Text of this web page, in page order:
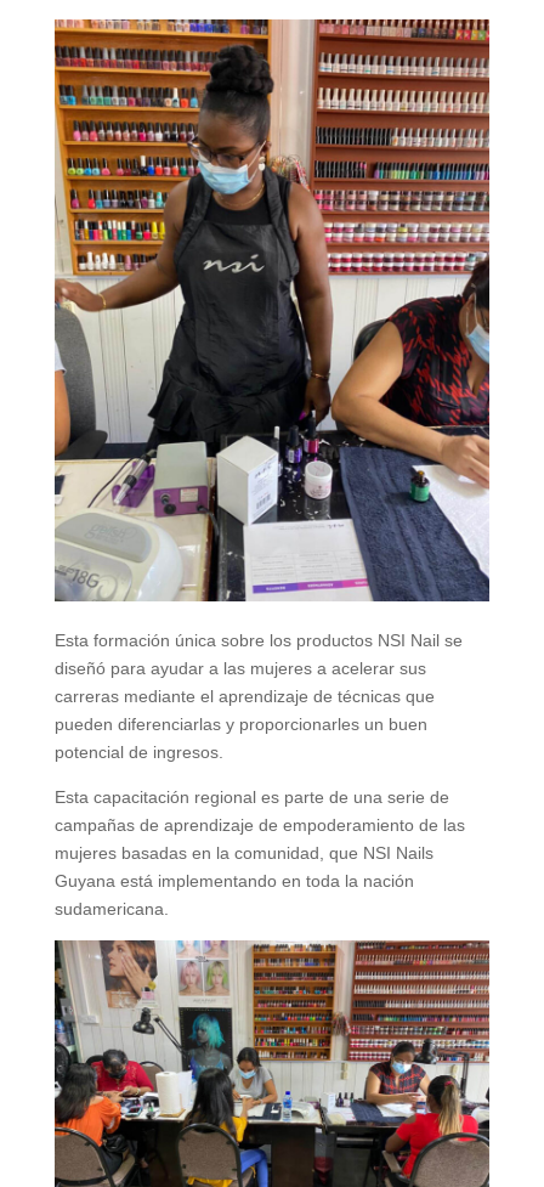
Esta formación única sobre los productos NSI Nail se
diseñó para ayudar a las mujeres a acelerar sus
carreras mediante el aprendizaje de técnicas que
pueden diferenciarlas y proporcionarles un buen
potencial de ingresos.
Esta capacitación regional es parte de una serie de
campañas de aprendizaje de empoderamiento de las
mujeres basadas en la comunidad, que NSI Nails
Guyana está implementando en toda la nación
sudamericana.